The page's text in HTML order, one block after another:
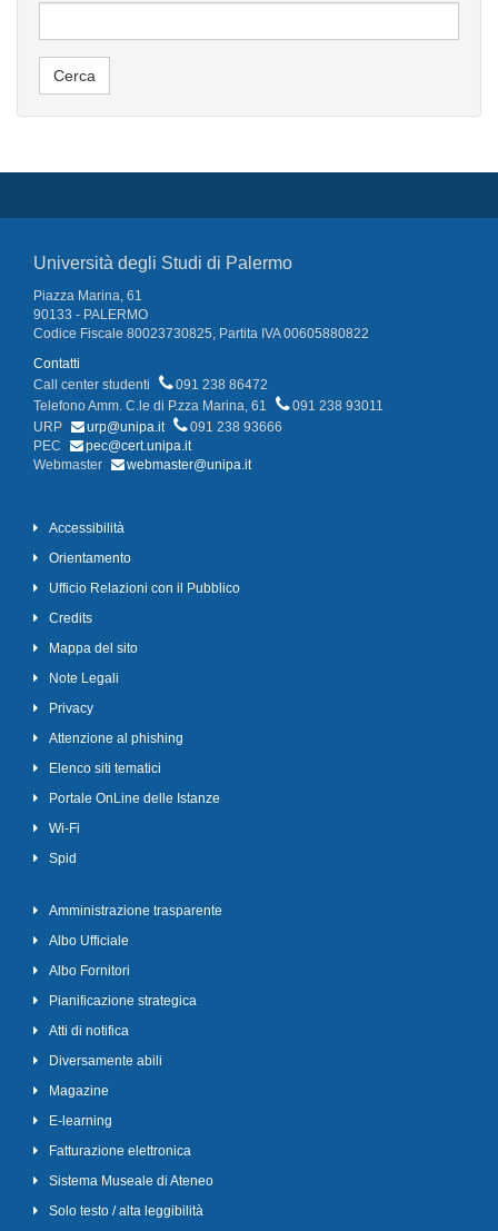
Università degli Studi di Palermo
Piazza Marina, 61
90133 - PALERMO
Codice Fiscale 80023730825, Partita IVA 00605880822
Contatti
Call center studenti
091 238 86472
Telefono Amm. C.le di P.zza Marina, 61
091 238 93011
URP
urp@unipa.it
091 238 93666
PEC
pec@cert.unipa.it
Webmaster
webmaster@unipa.it
Accessibilità
Orientamento
Ufficio Relazioni con il Pubblico
Credits
Mappa del sito
Note Legali
Privacy
Attenzione al phishing
Elenco siti tematici
Portale OnLine delle Istanze
Wi-Fi
Spid
Amministrazione trasparente
Albo Ufficiale
Albo Fornitori
Pianificazione strategica
Atti di notifica
Diversamente abili
Magazine
E-learning
Fatturazione elettronica
Sistema Museale di Ateneo
Solo testo / alta leggibilità